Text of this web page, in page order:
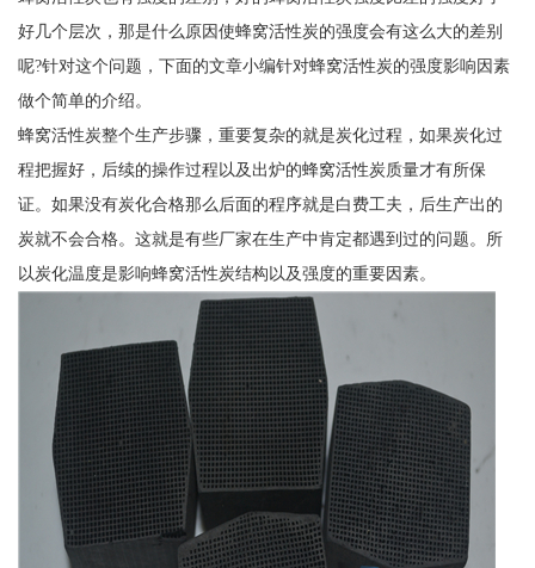
好几个层次，那是什么原因使蜂窝活性炭的强度会有这么大的差别
呢?针对这个问题，下面的文章小编针对蜂窝活性炭的强度影响因素
做个简单的介绍。
蜂窝活性炭整个生产步骤，重要复杂的就是炭化过程，如果炭化过
程把握好，后续的操作过程以及出炉的蜂窝活性炭质量才有所保
证。如果没有炭化合格那么后面的程序就是白费工夫，后生产出的
炭就不会合格。这就是有些厂家在生产中肯定都遇到过的问题。所
以炭化温度是影响蜂窝活性炭结构以及强度的重要因素。